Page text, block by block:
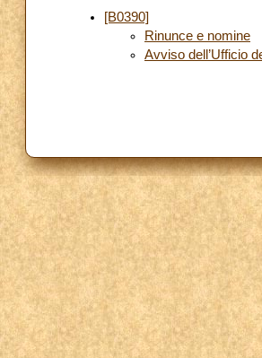
[B0390]
Rinunce e nomine
Avviso dell’Ufficio